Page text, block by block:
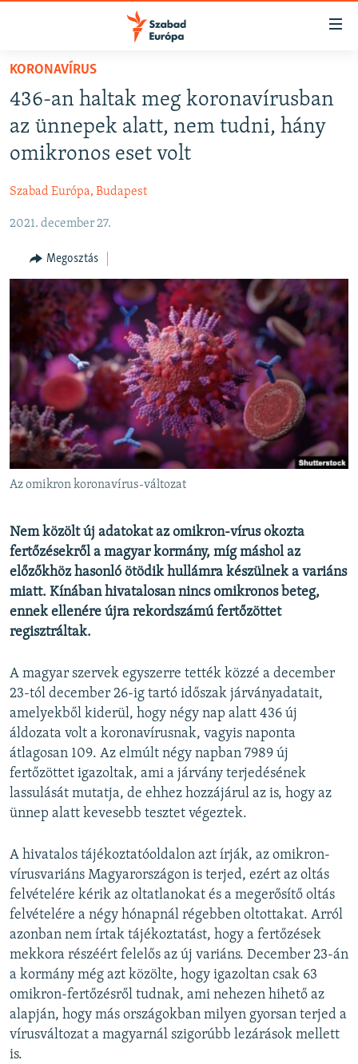
Akadálymentes
Ugrás
fő
oldalra
tartalomjegyzékre
NAPIRENDEN
PODCASTOK
ELEMZŐ
NER15
SZABADON
TÁRSADALOM
DEMOKRÁCIA
A PÉNZ NYOMÁBAN
EURÓPAI UNIÓ
VILÁG
KLÍMAVÁLTOZÁS
A MÚLT TANULSÁGAI
Valamennyi RFE/RL weboldal
KORONAVÍRUS
436-an haltak meg koronavírusban
az ünnepek alatt, nem tudni, hány
omikronos eset volt
Szabad Európa, Budapest
2021. december 27.
Megosztás
Az omikron koronavírus-változat
Nem közölt új adatokat az omikron-vírus okozta
fertőzésekről a magyar kormány, míg máshol az
előzőkhöz hasonló ötödik hullámra készülnek a variáns
miatt. Kínában hivatalosan nincs omikronos beteg,
ennek ellenére újra rekordszámú fertőzöttet
regisztráltak.
A magyar szervek egyszerre tették közzé a december
23-tól december 26-ig tartó időszak járványadatait,
amelyekből kiderül, hogy négy nap alatt 436 új
áldozata volt a koronavírusnak, vagyis naponta
átlagosan 109. Az elmúlt négy napban 7989 új
fertőzöttet igazoltak, ami a járvány terjedésének
lassulását mutatja, de ehhez hozzájárul az is, hogy az
ünnep alatt kevesebb tesztet végeztek.
A hivatalos tájékoztatóoldalon azt írják, az omikron-
vírusvariáns Magyarországon is terjed, ezért az oltás
felvételére kérik az oltatlanokat és a megerősítő oltás
felvételére a négy hónapnál régebben oltottakat. Arról
azonban nem írtak tájékoztatást, hogy a fertőzések
mekkora részéért felelős az új variáns. December 23-án
a kormány még azt közölte, hogy igazoltan csak 63
omikron-fertőzésről tudnak, ami nehezen hihető az
alapján, hogy más országokban milyen gyorsan terjed a
vírusváltozat a magyarnál szigorúbb lezárások mellett
is.
FELIRATKOZÁS
Spotify